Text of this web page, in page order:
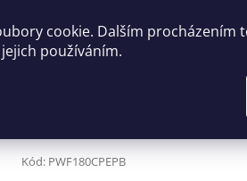
cookie. Dalším procházením
používáním.
DO
Kód: PWF180CPEPB